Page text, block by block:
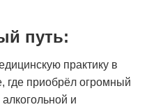
путь:
практику в
где приобрёл огромный
и